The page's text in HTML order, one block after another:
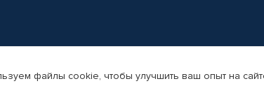
2026. Все права защищены. Интернет-магазин
файлы cookie, чтобы улучшить ваш опыт на